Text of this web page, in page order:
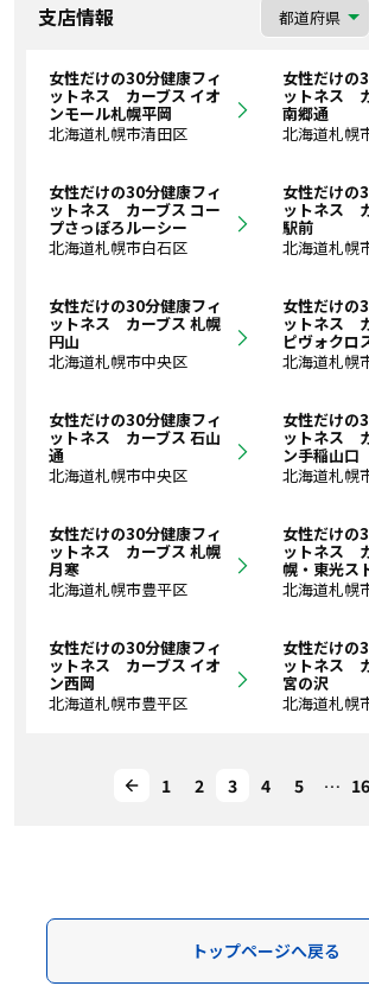
支店情報
女性だけの30分健康フィ
ットネス カーブス イオ
ンモール札幌平岡
北海道札幌市清田区
女性だけの
ットネス
南郷通
北海道札幌
女性だけの30分健康フィ
ットネス カーブス コー
プさっぽろルーシー
北海道札幌市白石区
女性だけの
ットネス
駅前
北海道札幌
女性だけの30分健康フィ
ットネス カーブス 札幌
円山
北海道札幌市中央区
女性だけの
ットネス
ピヴォクロ
北海道札幌
女性だけの30分健康フィ
ットネス カーブス 石山
通
北海道札幌市中央区
女性だけの
ットネス
ン手稲山口
北海道札幌
女性だけの30分健康フィ
ットネス カーブス 札幌
月寒
北海道札幌市豊平区
女性だけの
ットネス
幌・東光ス
北海道札幌
女性だけの30分健康フィ
ットネス カーブス イオ
ン西岡
北海道札幌市豊平区
女性だけの
ットネス
宮の沢
北海道札幌
1 2 3 4 5 …
トップページへ戻る